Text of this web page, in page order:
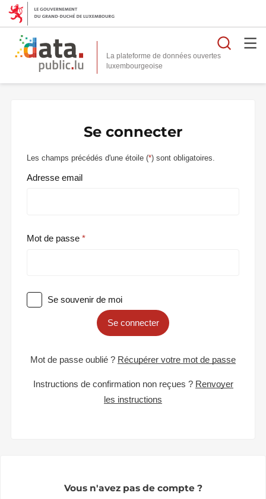
La plateforme de données ouvertes
Se connecter
Les champs précédés d'une étoile (*) sont obligatoires.
Adresse email
Mot de passe
Se souvenir de moi
Se connecter
Mot de passe oublié ? Récupérer votre mot de passe
Instructions de confirmation non reçues ? Renvoyer
les instructions
Vous n'avez pas de compte ?